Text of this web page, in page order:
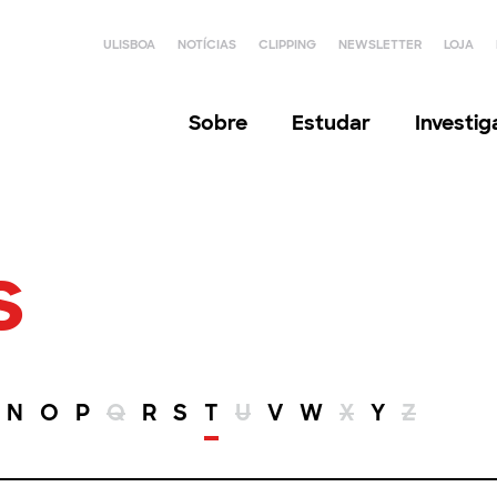
ULISBOA NOTÍCIAS CLIPPING NEWSLETTER LOJA
Sobre Estudar
N O P Q R S T U V W X Y Z